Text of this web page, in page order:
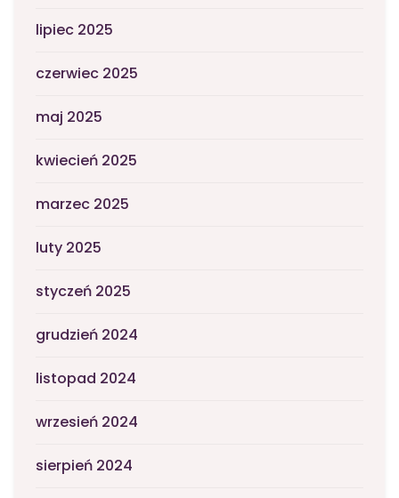
lipiec 2025
czerwiec 2025
maj 2025
kwiecień 2025
marzec 2025
luty 2025
styczeń 2025
grudzień 2024
listopad 2024
wrzesień 2024
sierpień 2024